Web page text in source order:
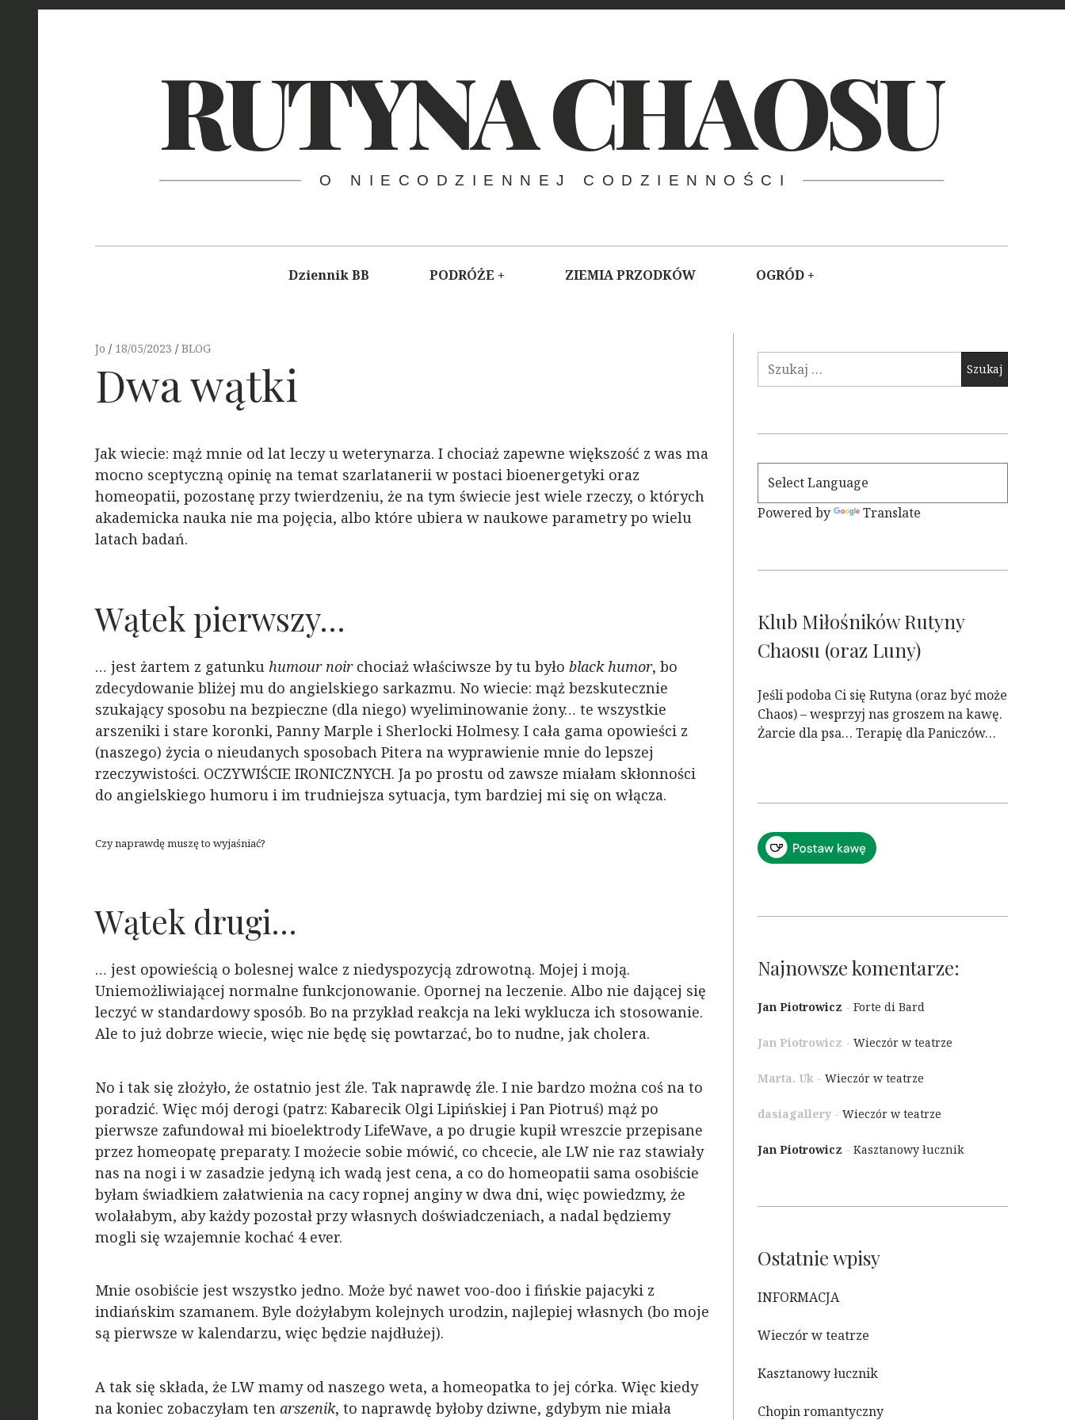
RUTYNA CHAOSU
O NIECODZIENNEJ CODZIENNOŚCI
Dziennik BB PODRÓŻE ZIEMIA PRZODKÓW OGRÓD
Jo 18/05/2023 BLOG
Dwa wątki
Jak wiecie: mąż mnie od lat leczy u weterynarza. I chociaż zapewne większość z was ma
mocno sceptyczną opinię na temat szarlatanerii w postaci bioenergetyki oraz
homeopatii, pozostanę przy twierdzeniu, że na tym świecie jest wiele rzeczy, o których
akademicka nauka nie ma pojęcia, albo które ubiera w naukowe parametry po wielu
latach badań.
Wątek pierwszy…
… jest żartem z gatunku humour noirchociaż właściwsze by tu było black humor, bo
zdecydowanie bliżej mu do angielskiego sarkazmu. No wiecie: mąż bezskutecznie
szukający sposobu na bezpieczne (dla niego) wyeliminowanie żony… te wszystkie
arszeniki i stare koronki, Panny Marple i Sherlocki Holmesy. I cała gama opowieści z
(naszego) życia o nieudanych sposobach Pitera na wyprawienie mnie do lepszej
rzeczywistości. OCZYWIŚCIE IRONICZNYCH. Ja po prostu od zawsze miałam skłonności
do angielskiego humoru i im trudniejsza sytuacja, tym bardziej mi się on włącza.
Czy naprawdę muszę to wyjaśniać?
Wątek drugi…
… jest opowieścią o bolesnej walce z niedyspozycją zdrowotną. Mojej i moją.
Uniemożliwiającej normalne funkcjonowanie. Opornej na leczenie. Albo nie dającej się
leczyć w standardowy sposób. Bo na przykład reakcja na leki wyklucza ich stosowanie.
Ale to już dobrze wiecie, więc nie będę się powtarzać, bo to nudne, jak cholera.
No i tak się złożyło, że ostatnio jest źle. Tak naprawdę źle. I nie bardzo można coś na to
poradzić. Więc mój derogi (patrz: Kabarecik Olgi Lipińskiej i Pan Piotruś) mąż po
pierwsze zafundował mi bioelektrody LifeWave, a po drugie kupił wreszcie przepisane
przez homeopatę preparaty. I możecie sobie mówić, co chcecie, ale LW nie raz stawiały
nas na nogi i w zasadzie jedyną ich wadą jest cena, a co do homeopatii sama osobiście
byłam świadkiem załatwienia na cacy ropnej anginy w dwa dni, więc powiedzmy, że
wolałabym, aby każdy pozostał przy własnych doświadczeniach, a nadal będziemy
mogli się wzajemnie kochać 4 ever.
Mnie osobiście jest wszystko jedno. Może być nawet voo-doo i fińskie pajacyki z
indiańskim szamanem. Byle dożyłabym kolejnych urodzin, najlepiej własnych (bo moje
są pierwsze w kalendarzu, więc będzie najdłużej).
A tak się składa, że LW mamy od naszego weta, a homeopatka to jej córka. Więc kiedy
na koniec zobaczyłam ten arszenik, to naprawdę byłoby dziwne, gdybym nie miała
Szukaj:
Powered by Translate
Klub Miłośników Rutyny
Chaosu (oraz Luny)
Jeśli podoba Ci się Rutyna (oraz być może
Chaos) – wesprzyj nas groszem na kawę.
Żarcie dla psa… Terapię dla Paniczów…
Najnowsze komentarze:
Jan Piotrowicz -Forte di Bard
Jan Piotrowicz -Wieczór w teatrze
Marta. Uk -Wieczór w teatrze
dasiagallery -Wieczór w teatrze
Jan Piotrowicz -Kasztanowy łucznik
Ostatnie wpisy
INFORMACJA
Wieczór w teatrze
Kasztanowy łucznik
Chopin romantyczny